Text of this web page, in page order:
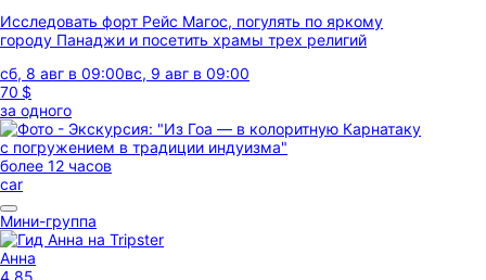
Исследовать форт Рейс Магос, погулять по яркому
городу Панаджи и посетить храмы трех религий
сб, 8 авг в 09:00вс, 9 авг в 09:00
70 $
за одного
более 12 часов
car
Мини-группа
Анна
4,85